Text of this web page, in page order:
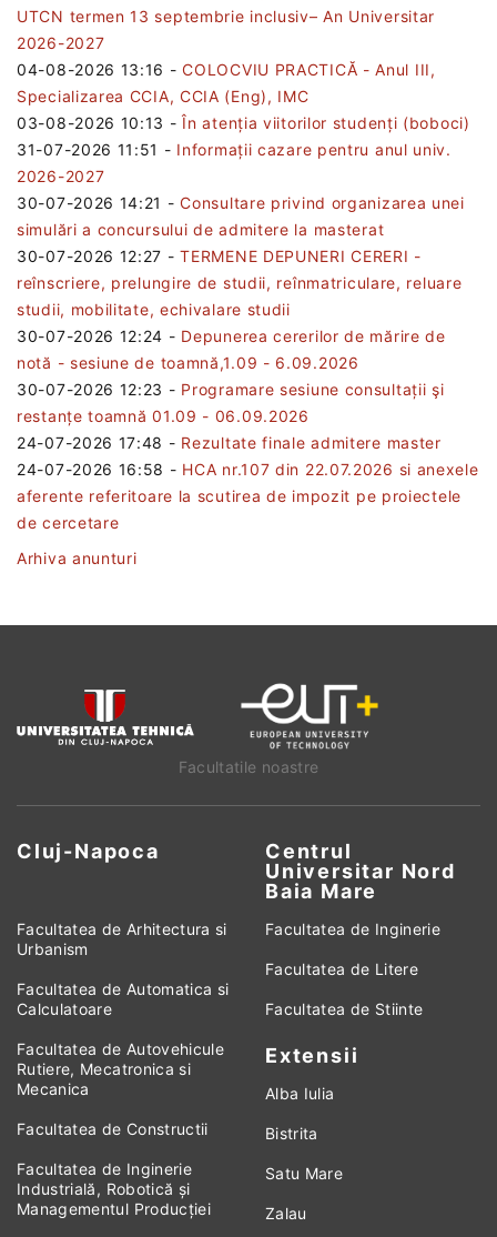
UTCN termen 13 septembrie inclusiv– An Universitar
2026-2027
04-08-2026 13:16 -COLOCVIU PRACTICĂ - Anul III,
Specializarea CCIA, CCIA (Eng), IMC
03-08-2026 10:13 -În atenția viitorilor studenți (boboci)
31-07-2026 11:51 - Informații cazare pentru anul univ.
2026-2027
30-07-2026 14:21 -Consultare privind organizarea unei
simulări a concursului de admitere la masterat
30-07-2026 12:27 -TERMENE DEPUNERI CERERI -
reînscriere, prelungire de studii, reînmatriculare, reluare
studii, mobilitate, echivalare studii
30-07-2026 12:24 - Depunerea cererilor de mărire de
notă - sesiune de toamnă,1.09 - 6.09.2026
30-07-2026 12:23 - Programare sesiune consultații şi
restanțe toamnă 01.09 - 06.09.2026
24-07-2026 17:48 - Rezultate finale admitere master
24-07-2026 16:58 - HCA nr.107 din 22.07.2026 si anexele
aferente referitoare la scutirea de impozit pe proiectele
de cercetare
Arhiva anunturi
Facultatile noastre
Cluj-Napoca
Centrul
Universitar Nord
Baia Mare
Facultatea de Arhitectura si
Urbanism
Facultatea de Automatica si
Calculatoare
Facultatea de Autovehicule
Rutiere, Mecatronica si
Mecanica
Facultatea de Constructii
Facultatea de Inginerie
Industrială, Robotică și
Managementul Producției
Facultatea de Inginerie
Facultatea de Litere
Facultatea de Stiinte
Extensii
Alba Iulia
Bistrita
Satu Mare
Zalau